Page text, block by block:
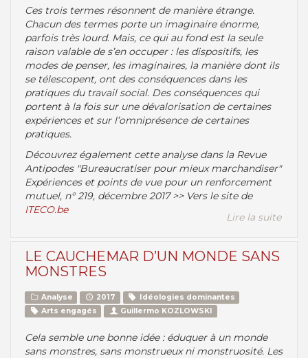
Ces trois termes résonnent de manière étrange.
Chacun des termes porte un imaginaire énorme,
parfois très lourd. Mais, ce qui au fond est la seule
raison valable de s’en occuper : les dispositifs, les
modes de penser, les imaginaires, la manière dont ils
se télescopent, ont des conséquences dans les
pratiques du travail social. Des conséquences qui
portent à la fois sur une dévalorisation de certaines
expériences et sur l’omniprésence de certaines
pratiques.
Découvrez également cette analyse dans la Revue
Antipodes "Bureaucratiser pour mieux marchandiser"
Expériences et points de vue pour un renforcement
mutuel, n° 219, décembre 2017 >> Vers le site de
ITECO.be
Lire la suite
LE CAUCHEMAR D’UN MONDE SANS
MONSTRES
Analyse 2017
Idéologies dominantes
Arts engagés
Guillermo KOZLOWSKI
Cela semble une bonne idée : éduquer à un monde
sans monstres, sans monstrueux ni monstruosité. Les